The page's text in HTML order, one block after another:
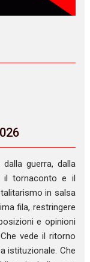
guerra, dalla
il tornaconto e il
in salsa
fila, restringere
e opinioni
vede il ritorno
istituzionale. Che